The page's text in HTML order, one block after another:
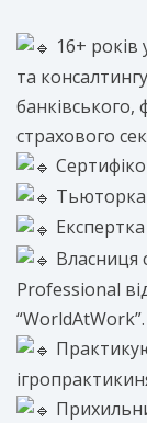
16+ років
та
страхового
Тьюторка
Власниця
Professional
“WorldAtWork”.